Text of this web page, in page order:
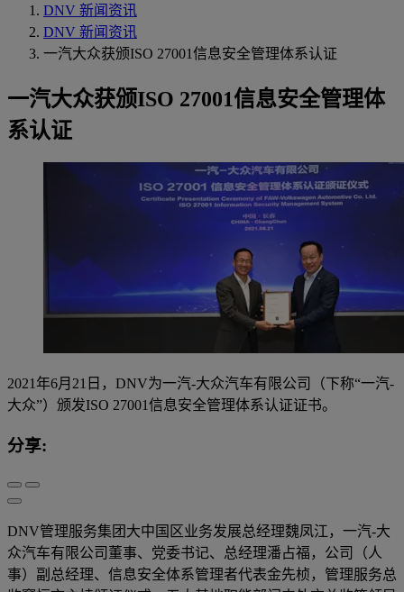
DNV 新闻资讯
DNV 新闻资讯
一汽大众获颁ISO 27001信息安全管理体系认证
一汽大众获颁ISO 27001信息安全管理体
系认证
2021年6月21日，DNV为一汽-大众汽车有限公司（下称“一汽-
大众”）颁发ISO 27001信息安全管理体系认证证书。
分享:
DNV管理服务集团大中国区业务发展总经理魏凤江，一汽-大
众汽车有限公司董事、党委书记、总经理潘占福，公司（人
事）副总经理、信息安全体系管理者代表金先桢，管理服务总